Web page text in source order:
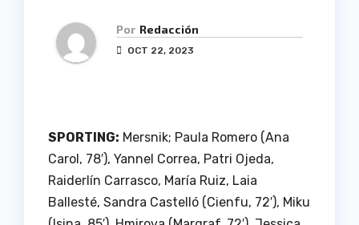
Por Redacción
OCT 22, 2023
SPORTING: Mersnik; Paula Romero (Ana
Carol, 78′), Yannel Correa, Patri Ojeda,
Raiderlín Carrasco, María Ruiz, Laia
Ballesté, Sandra Castelló (Cienfu, 72′), Miku